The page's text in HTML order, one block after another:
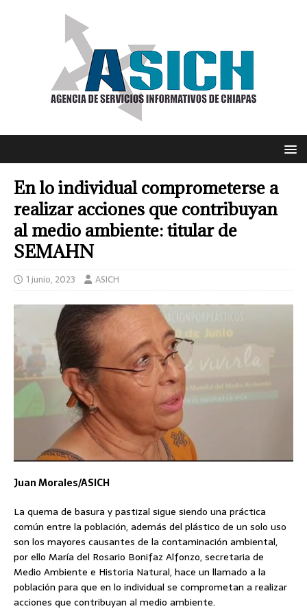
En lo individual comprometerse a
realizar acciones que contribuyan
al medio ambiente: titular de
SEMAHN
1 junio, 2023 ASICH
Juan Morales/ASICH
La quema de basura y pastizal sigue siendo una práctica
común entre la población, además del plástico de un solo uso
son los mayores causantes de la contaminación ambiental,
por ello María del Rosario Bonifaz Alfonzo, secretaria de
Medio Ambiente e Historia Natural, hace un llamado a la
población para que en lo individual se comprometan a realizar
acciones que contribuyan al medio ambiente.